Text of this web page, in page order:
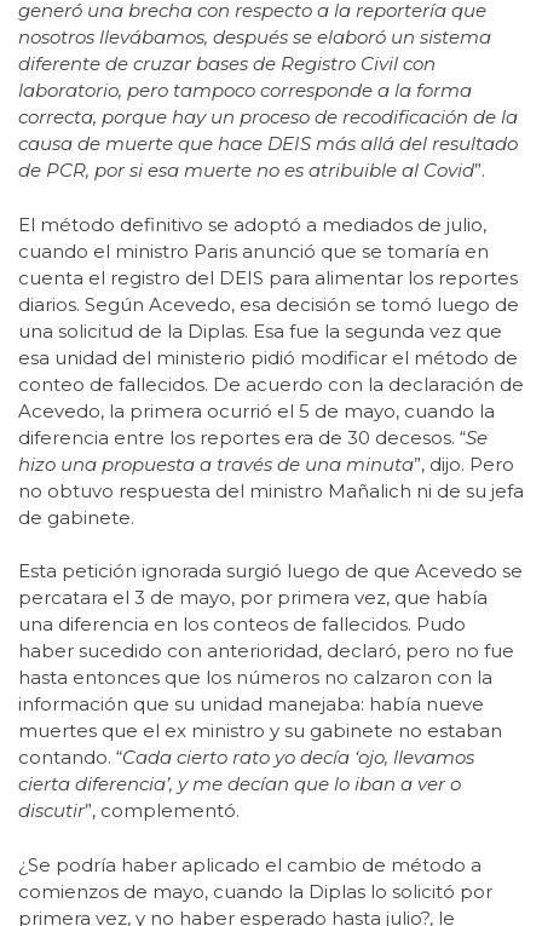
generó una brecha con respecto a la reportería que
nosotros llevábamos, después se elaboró un sistema
diferente de cruzar bases de Registro Civil con
laboratorio, pero tampoco corresponde a la forma
correcta, porque hay un proceso de recodificación de la
causa de muerte que hace DEIS más allá del resultado
de PCR, por si esa muerte no es atribuible al Covid”.
El método definitivo se adoptó a mediados de julio,
cuando el ministro Paris anunció que se tomaría en
cuenta el registro del DEIS para alimentar los reportes
diarios. Según Acevedo, esa decisión se tomó luego de
una solicitud de la Diplas. Esa fue la segunda vez que
esa unidad del ministerio pidió modificar el método de
conteo de fallecidos. De acuerdo con la declaración de
Acevedo, la primera ocurrió el 5 de mayo, cuando la
diferencia entre los reportes era de 30 decesos. “Se
hizo una propuesta a través de una minuta”, dijo. Pero
no obtuvo respuesta del ministro Mañalich ni de su jefa
de gabinete.
Esta petición ignorada surgió luego de que Acevedo se
percatara el 3 de mayo, por primera vez, que había
una diferencia en los conteos de fallecidos. Pudo
haber sucedido con anterioridad, declaró, pero no fue
hasta entonces que los números no calzaron con la
información que su unidad manejaba: había nueve
muertes que el ex ministro y su gabinete no estaban
contando. “Cada cierto rato yo decía ‘ojo, llevamos
cierta diferencia’, y me decían que lo iban a ver o
discutir”, complementó.
¿Se podría haber aplicado el cambio de método a
comienzos de mayo, cuando la Diplas lo solicitó por
primera vez, y no haber esperado hasta julio?, le